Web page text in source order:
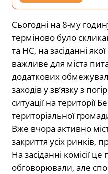
Сьогодні на 8-му
терміново було
та НС, на засіданні
важливе для міста
додаткових
заходів у зв’язку з
ситуації на території
територіальної
Вже вчора активно
закриття усіх ринків,
На засіданні комісії
обговорювали, але